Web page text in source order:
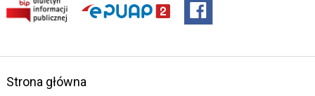
Strona główna